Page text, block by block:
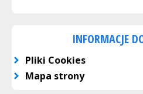
INFORMACJE
Pliki Cookies
Mapa strony